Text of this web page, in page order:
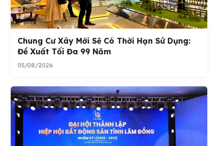
Chung Cư Xây Mới Sẽ Có Thời Hạn Sử Dụng:
Đề Xuất Tối Đa 99 Năm
05/08/2026